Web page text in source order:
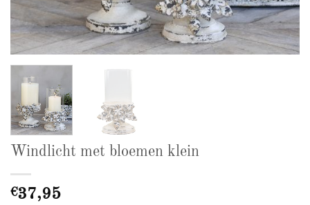
Windlicht met bloemen klein
€37,95